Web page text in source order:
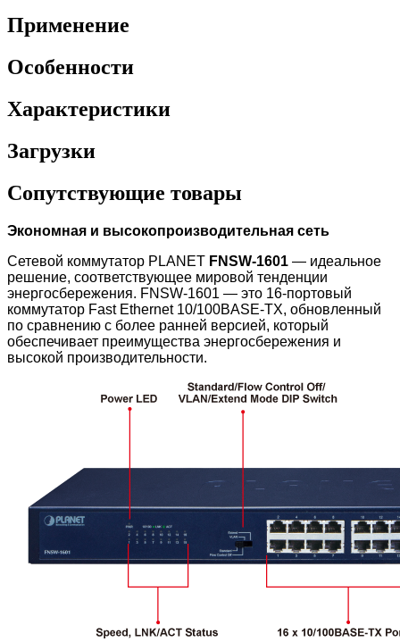
Применение
Особенности
Характеристики
Загрузки
Сопутствующие товары
Экономная и высокопроизводительная сеть
Сетевой коммутатор PLANET FNSW-1601 — идеальное
решение, соответствующее мировой тенденции
энергосбережения. FNSW-1601 — это 16-портовый
коммутатор Fast Ethernet 10/100BASE-TX, обновленный
по сравнению с более ранней версией, который
обеспечивает преимущества энергосбережения и
высокой производительности.